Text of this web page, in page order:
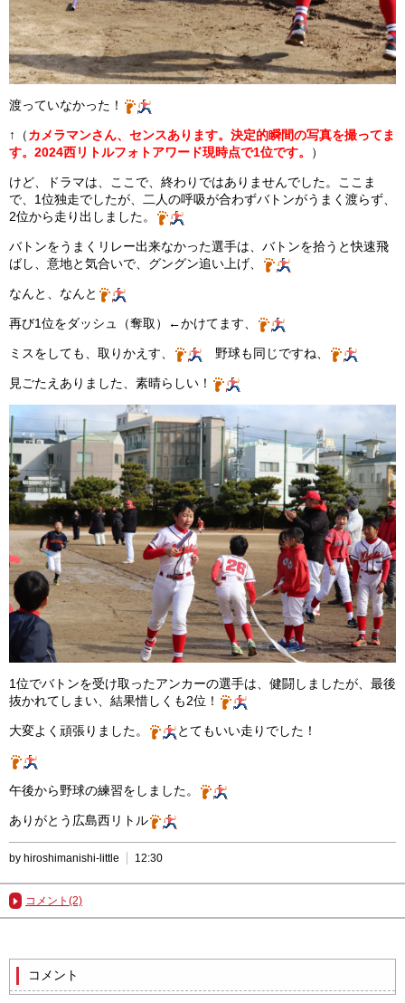
渡っていなかった！
↑（カメラマンさん、センスあります。決定的瞬間の写真を撮ってま
す。2024西リトルフォトアワード現時点で1位です。
）
けど、ドラマは、ここで、終わりではありませんでした。ここま
で、1位独走でしたが、二人の呼吸が合わずバトンがうまく渡らず、
2位から走り出しました。
バトンをうまくリレー出来なかった選手は、バトンを拾うと快速飛
ばし、意地と気合いで、グングン追い上げ、
なんと、なんと
再び1位をダッシュ（奪取）←かけてます、
ミスをしても、取りかえす、 野球も同じですね、
見ごたえありました、素晴らしい！
1位でバトンを受け取ったアンカーの選手は、健闘しましたが、最後
抜かれてしまい、結果惜しくも2位！
大変よく頑張りました。 とてもいい走りでした！
午後から野球の練習をしました。
ありがとう広島西リトル
by hiroshimanishi-little 12:30
コメント(2)
コメント